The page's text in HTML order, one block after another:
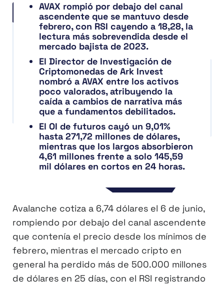
AVAX rompió por debajo del canal
ascendente que se mantuvo desde
febrero, con RSI cayendo a 18,28, la
lectura más sobrevendida desde el
mercado bajista de 2023.
El Director de Investigación de
Criptomonedas de Ark Invest
nombró a AVAX entre los activos
poco valorados, atribuyendo la
caída a cambios de narrativa más
que a fundamentos debilitados.
El OI de futuros cayó un 9,01%
hasta 271,72 millones de dólares,
mientras que los largos absorbieron
4,61 millones frente a solo 145,59
mil dólares en cortos en 24 horas.
Avalanche cotiza a 6,74 dólares el 6 de junio,
rompiendo por debajo del canal ascendente
que contenía el precio desde los mínimos de
febrero, mientras el mercado cripto en
general ha perdido más de 500.000 millones
de dólares en 25 días, con el RSI registrando